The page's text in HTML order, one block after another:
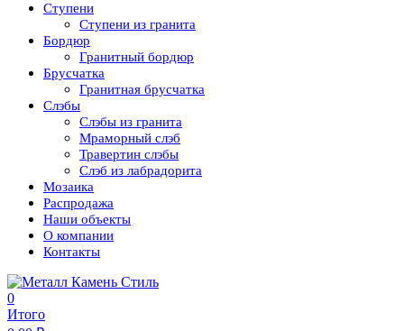
Ступени
Ступени из гранита
Бордюр
Гранитный бордюр
Брусчатка
Гранитная брусчатка
Слэбы
Слэбы из гранита
Мраморный слэб
Травертин слэбы
Слэб из лабрадорита
Мозаика
Распродажа
Наши объекты
О компании
Контакты
0
Итого